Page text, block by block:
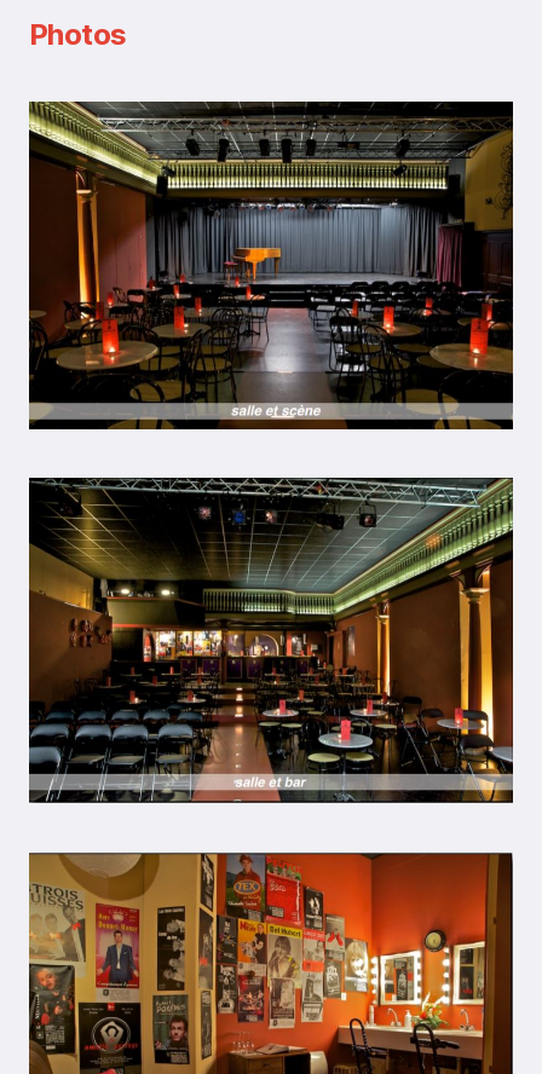
Photos